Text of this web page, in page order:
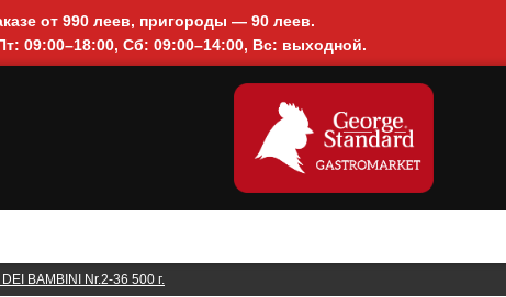
от 990 леев, пригороды — 90 леев.
09:00–18:00, Сб: 09:00–14:00, Вс: выходной.
BAMBINI Nr.2-36 500 г.